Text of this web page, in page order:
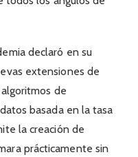
declaró en su
extensiones de
de
basada en la tasa
la creación de
prácticamente sin